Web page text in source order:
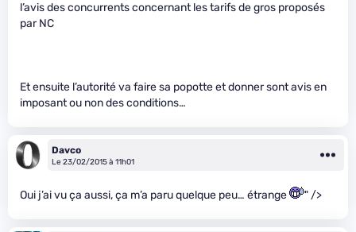
l’avis des concurrents concernant les tarifs de gros proposés
par NC
Et ensuite l’autorité va faire sa popotte et donner sont avis en
imposant ou non des conditions…
Davco
Le 23/02/2015 à 11h01
Oui j’ai vu ça aussi, ça m’a paru quelque peu… étrange " />